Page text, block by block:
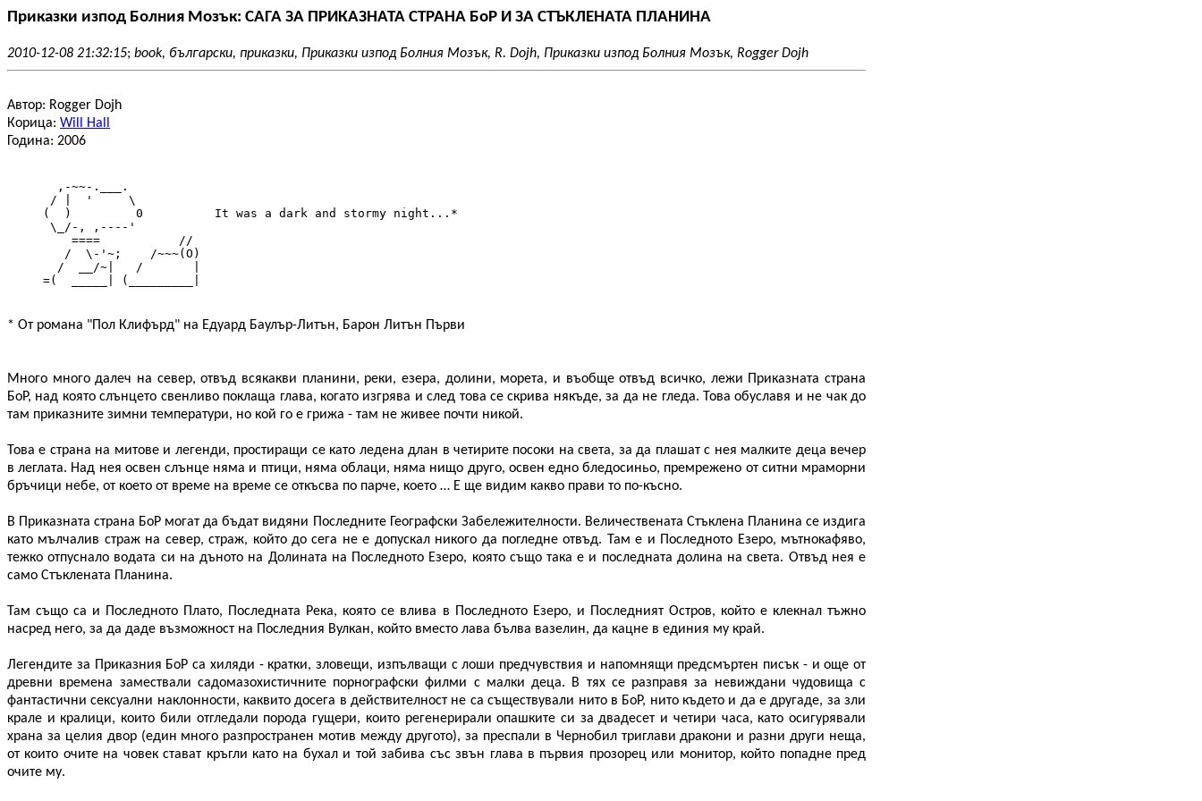
Приказки изпод Болния Мозък: САГА ЗА ПРИКАЗНАТА СТРАНА БоР И ЗА СТЪКЛЕНАТА ПЛАНИНА
2010-12-08 21:32:15; book, български, приказки, Приказки изпод Болния Мозък, R. Dojh, Приказки изпод Болния Мозък, Rogger Dojh
Автор: Rogger Dojh
Корица: Will Hall
Година: 2006
       ,-~~-.___.
      / |  '     \
     (  )         0          It was a dark and stormy night...*
      \_/-, ,----'
         ====           //
        /  \-'~;    /~~~(O)
       /  __/~|   /       |
     =(  _____| (_________|
* От романа "Пол Клифърд" на Едуард Баулър-Литън, Барон Литън Първи
Много много далеч на север, отвъд всякакви планини, реки, езера, долини, морета, и въобще отвъд всичко, лежи Приказната страна
БоР, над която слънцето свенливо поклаща глава, когато изгрява и след това се скрива някъде, за да не гледа. Това обуславя и не чак до
там приказните зимни температури, но кой го е грижа - там не живее почти никой.
Това е страна на митове и легенди, простиращи се като ледена длан в четирите посоки на света, за да плашат с нея малките деца вечер
в леглата. Над нея освен слънце няма и птици, няма облаци, няма нищо друго, освен едно бледосиньо, премрежено от ситни мраморни
бръчици небе, от което от време на време се откъсва по парче, което … Е ще видим какво прави то по-късно.
В Приказната страна БоР могат да бъдат видяни Последните Географски Забележителности. Величествената Стъклена Планина се издига
като мълчалив страж на север, страж, който до сега не е допускал никого да погледне отвъд. Там е и Последното Езеро, мътнокафяво,
тежко отпуснало водата си на дъното на Долината на Последното Езеро, която също така е и последната долина на света. Отвъд нея е
само Стъклената Планина.
Там също са и Последното Плато, Последната Река, която се влива в Последното Езеро, и Последният Остров, който е клекнал тъжно
насред него, за да даде възможност на Последния Вулкан, който вместо лава бълва вазелин, да кацне в единия му край.
Легендите за Приказния БоР са хиляди - кратки, зловещи, изпълващи с лоши предчувствия и напомнящи предсмъртен писък - и още от
древни времена замествали садомазохистичните порнографски филми с малки деца. В тях се разправя за невиждани чудовища с
фантастични сексуални наклонности, каквито досега в действителност не са съществували нито в БоР, нито където и да е другаде, за зли
крале и кралици, които били отгледали порода гущери, които регенерирали опашките си за двадесет и четири часа, като осигурявали
храна за целия двор (един много разпространен мотив между другото), за преспали в Чернобил триглави дракони и разни други неща,
от които очите на човек стават кръгли като на бухал и той забива със звън глава в първия прозорец или монитор, който попадне пред
очите му.